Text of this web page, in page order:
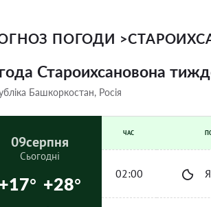
ПОГОДИ >
Староихсановона
Башкоркостан, Росія
09серпня
Сьогодні
+17° +28°
ЧАС
02:00